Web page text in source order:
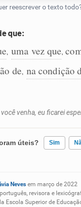
que:
, uma vez que,
de, na condição
venha, eu ficarei
úteis? Sim
apresentados
Neves em março de 2022
revisora e
Escola Superior de